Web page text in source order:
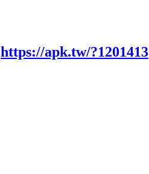
https://apk.tw/?1201413